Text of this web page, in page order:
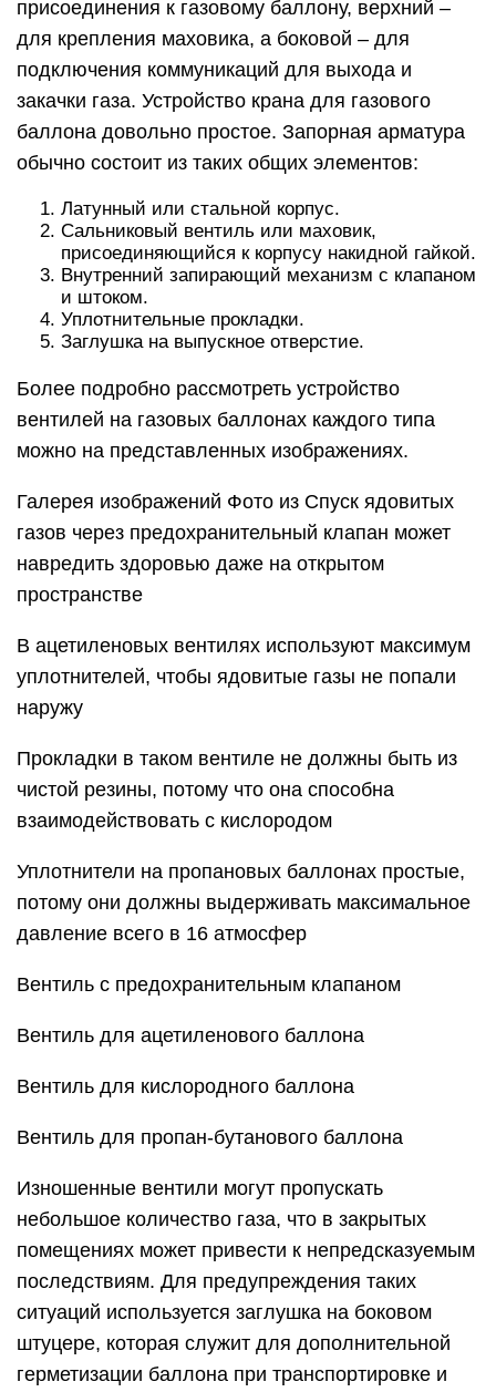
присоединения к газовому баллону, верхний –
для крепления маховика, а боковой – для
подключения коммуникаций для выхода и
закачки газа. Устройство крана для газового
баллона довольно простое. Запорная арматура
обычно состоит из таких общих элементов:
Латунный или стальной корпус.
Сальниковый вентиль или маховик,
присоединяющийся к корпусу накидной гайкой.
Внутренний запирающий механизм с клапаном
и штоком.
Уплотнительные прокладки.
Заглушка на выпускное отверстие.
Более подробно рассмотреть устройство
вентилей на газовых баллонах каждого типа
можно на представленных изображениях.
Галерея изображений Фото из Спуск ядовитых
газов через предохранительный клапан может
навредить здоровью даже на открытом
пространстве
В ацетиленовых вентилях используют максимум
уплотнителей, чтобы ядовитые газы не попали
наружу
Прокладки в таком вентиле не должны быть из
чистой резины, потому что она способна
взаимодействовать с кислородом
Уплотнители на пропановых баллонах простые,
потому они должны выдерживать максимальное
давление всего в 16 атмосфер
Вентиль с предохранительным клапаном
Вентиль для ацетиленового баллона
Вентиль для кислородного баллона
Вентиль для пропан-бутанового баллона
Изношенные вентили могут пропускать
небольшое количество газа, что в закрытых
помещениях может привести к непредсказуемым
последствиям. Для предупреждения таких
ситуаций используется заглушка на боковом
штуцере, которая служит для дополнительной
герметизации баллона при транспортировке и